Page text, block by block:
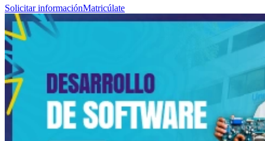
Solicitar informaciónMatricúlate